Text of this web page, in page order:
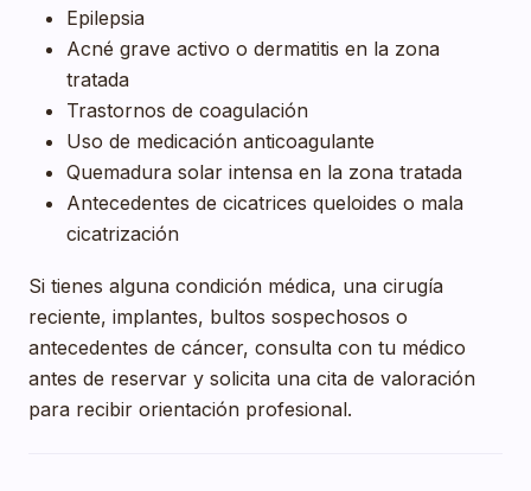
Epilepsia
Acné grave activo o dermatitis en la zona
tratada
Trastornos de coagulación
Uso de medicación anticoagulante
Quemadura solar intensa en la zona tratada
Antecedentes de cicatrices queloides o mala
cicatrización
Si tienes alguna condición médica, una cirugía
reciente, implantes, bultos sospechosos o
antecedentes de cáncer, consulta con tu médico
antes de reservar y solicita una cita de valoración
para recibir orientación profesional.